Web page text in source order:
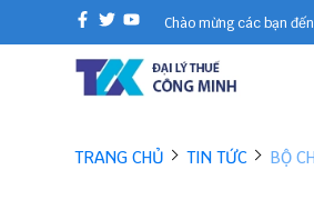
Chào mừng các bạn
TRANG CHỦ TIN TỨC BỘ